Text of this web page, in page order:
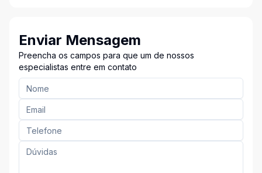
Enviar Mensagem
Preencha os campos para que um de nossos
especialistas entre em contato